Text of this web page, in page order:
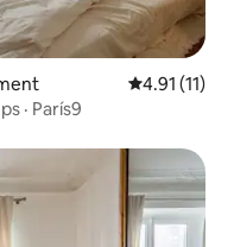
Calificación
4.91 (11)
· París9